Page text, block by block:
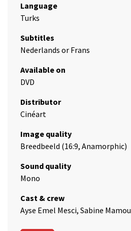
Language
Turks
Subtitles
Nederlands or Frans
Available on
DVD
Distributor
Cinéart
Image quality
Breedbeeld (16:9, Anamorphic)
Sound quality
Mono
Cast & crew
Ayse Emel Mesci, Sabine Mamou